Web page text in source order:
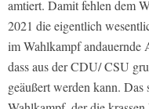
amtiert. Damit fehlen dem
2021 die eigentlich
im Wahlkampf andauernde
dass aus der CDU/ CSU
geäußert werden kann.